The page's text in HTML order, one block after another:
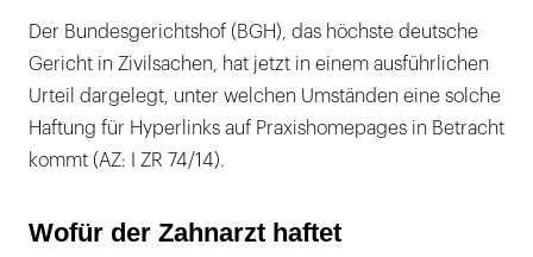
Der Bundesgerichtshof (BGH), das höchste deutsche
Gericht in Zivilsachen, hat jetzt in einem ausführlichen
Urteil dargelegt, unter welchen Umständen eine solche
Haftung für Hyperlinks auf Praxishomepages in Betracht
kommt (AZ: I ZR 74/14).
Wofür der Zahnarzt haftet